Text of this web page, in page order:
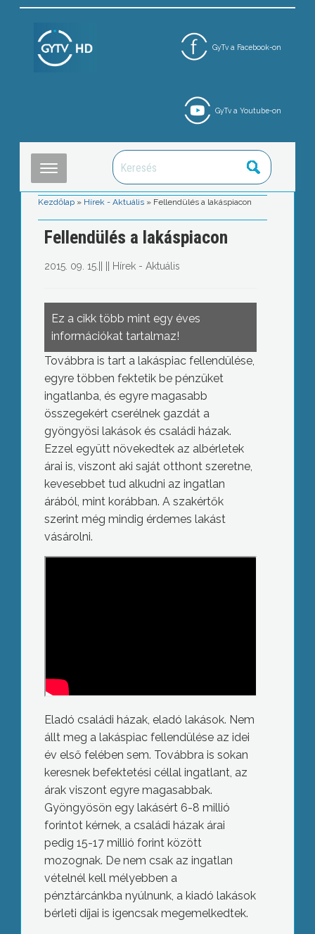
GyTv a Facebook-on
GyTv a Youtube-on
Kezdőlap » Hírek - Aktuális » Fellendülés a lakáspiacon
Fellendülés a lakáspiacon
2015. 09. 15. Hírek - Aktuális
Ez a cikk több mint egy éves
információkat tartalmaz!
Továbbra is tart a lakáspiac fellendülése,
egyre többen fektetik be pénzüket
ingatlanba, és egyre magasabb
összegekért cserélnek gazdát a
gyöngyösi lakások és családi házak.
Ezzel együtt növekedtek az albérletek
árai is, viszont aki saját otthont szeretne,
kevesebbet tud alkudni az ingatlan
árából, mint korábban. A szakértők
szerint még mindig érdemes lakást
vásárolni.
Eladó családi házak, eladó lakások. Nem
állt meg a lakáspiac fellendülése az idei
év első felében sem. Továbbra is sokan
keresnek befektetési céllal ingatlant, az
árak viszont egyre magasabbak.
Gyöngyösön egy lakásért 6-8 millió
forintot kérnek, a családi házak árai
pedig 15-17 millió forint között
mozognak. De nem csak az ingatlan
vételnél kell mélyebben a
pénztárcánkba nyúlnunk, a kiadó lakások
bérleti díjai is igencsak megemelkedtek.